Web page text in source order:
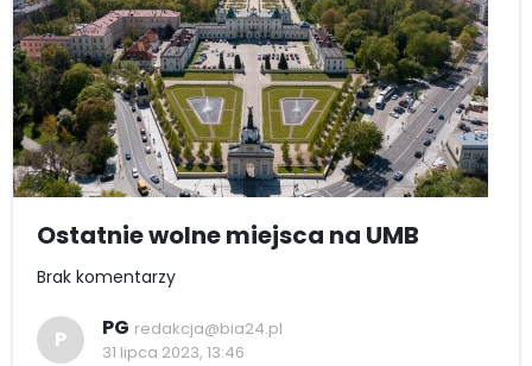
Ostatnie wolne miejsca na UMB
Brak komentarzy
P PG redakcja@bia24.pl
31 lipca 2023, 13:46